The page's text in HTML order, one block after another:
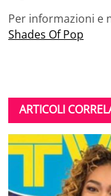
Per informazioni e
Shades Of Pop
ARTICOLI